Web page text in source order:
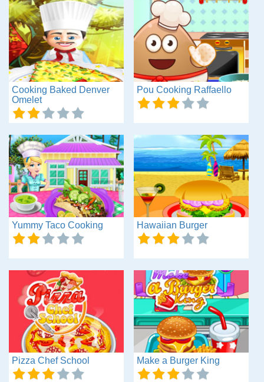
Cooking Baked Denver
Omelet
Pou Cooking Raffaello
Yummy Taco Cooking Hawaiian Burger
Pizza Chef School Make a Burger King